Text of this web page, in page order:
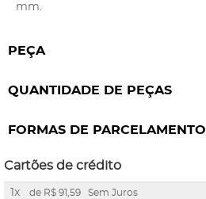
mm.
PEÇA
QUANTIDADE DE PEÇAS
FORMAS DE PARCELAMENTO
Cartões de crédito
1x de R$ 91,59 Sem Juros